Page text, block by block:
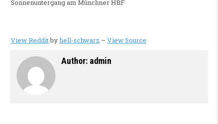
Sonnenuntergang am Münchner HBF
View Redditbyhell-schwarz – View Source
Author: admin